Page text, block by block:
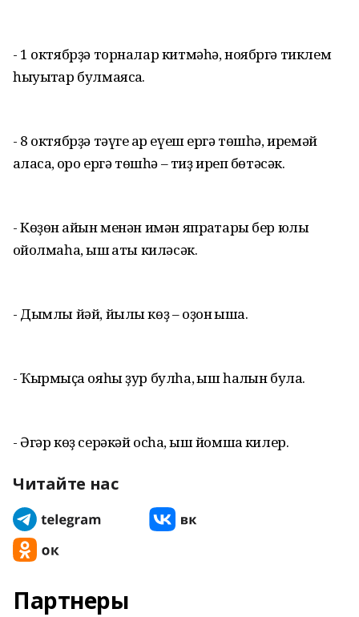
- 1 октябрҙә торналар китмәһә, ноябргә тиклем
һыуыҡтар булмаясаҡ.
- 8 октябрҙә тәүге ҡар еүеш ергә төшһә, иремәй
ҡаласаҡ, ҡоро ергә төшһә – тиҙ иреп бөтәсәк.
- Көҙөн ҡайын менән имән япраҡтары бер юлы
ҡойолмаһа, ҡыш ҡаты киләсәк.
- Дымлы йәй, йылы көҙ – оҙон ҡышҡа.
- Ҡырмыҫҡа ояһы ҙур булһа, ҡыш һалҡын була.
- Әгәр көҙ серәкәй осһа, ҡыш йомшаҡ килер.
Читайте нас
Партнеры